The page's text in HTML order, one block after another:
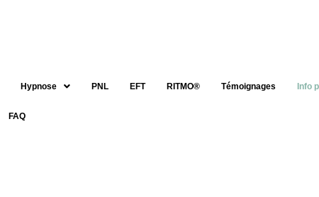
Hypnose PNL EFT RITMO® Témoignages Info
FAQ